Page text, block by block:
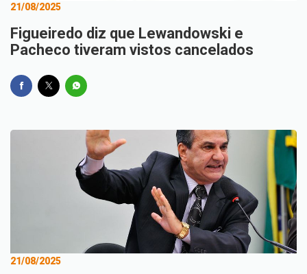
21/08/2025
Figueiredo diz que Lewandowski e
Pacheco tiveram vistos cancelados
21/08/2025